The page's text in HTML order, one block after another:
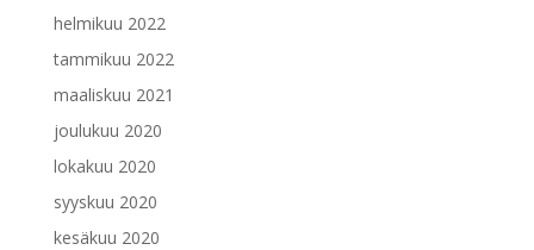
helmikuu 2022
tammikuu 2022
maaliskuu 2021
joulukuu 2020
lokakuu 2020
syyskuu 2020
kesäkuu 2020